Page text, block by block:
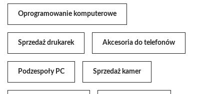
Oprogramowanie komputerowe
Sprzedaż drukarek Akcesoria do telefonów
Podzespoły PC Sprzedaż kamer